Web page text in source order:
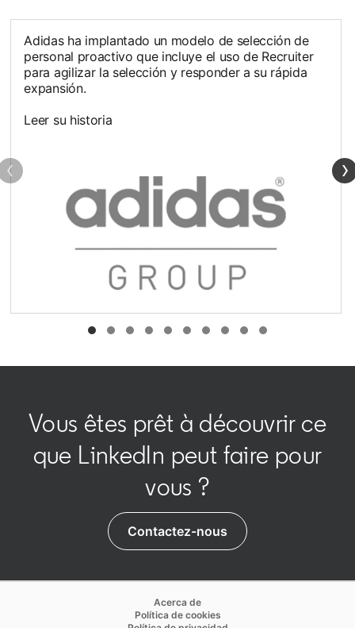
Adidas ha implantado un modelo de selección de
personal proactivo que incluye el uso de Recruiter
para agilizar la selección y responder a su rápida
expansión.
Leer su historia
Vous êtes prêt à découvrir ce
que LinkedIn peut faire pour
vous ?
Contactez-nous
Acerca de
Política de cookies